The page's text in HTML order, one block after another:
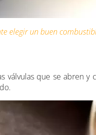
elegir un buen
válvulas que se abren